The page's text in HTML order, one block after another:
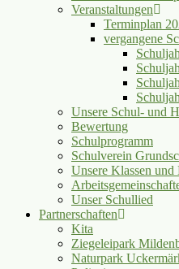
Veranstaltungen
Terminplan
vergangene
Unsere Schul- und
Bewertung
Schulprogramm
Schulverein
Unsere Klassen
Unser Schullied
Partnerschaften
Kita
Ziegeleipark
Naturpark